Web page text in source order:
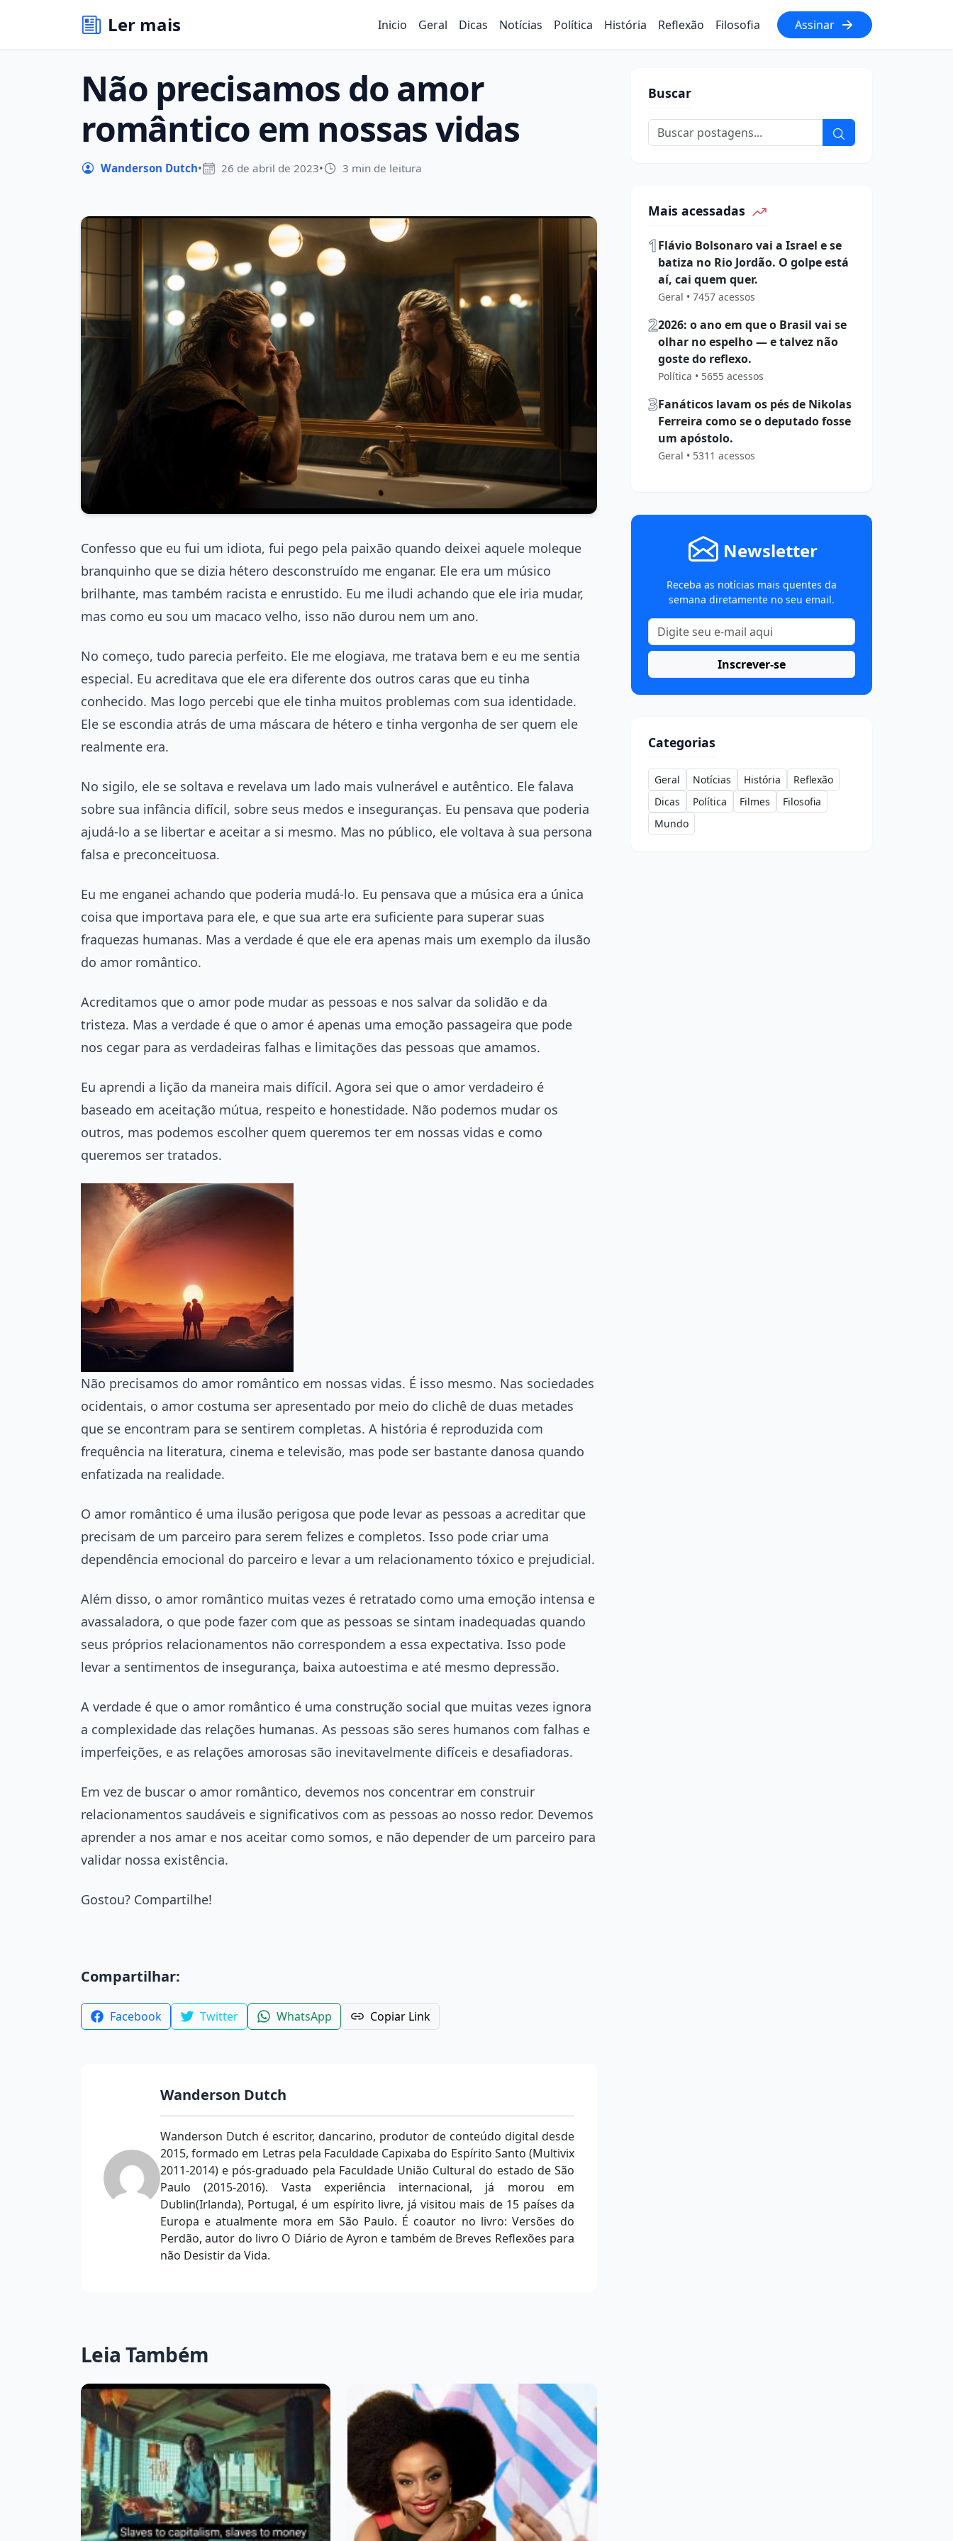
Ler mais Inicio Geral Dicas Notícias Política História Reflexão Filosofia Assinar
Não precisamos do amor
romântico em nossas vidas
Wanderson Dutch• 26 de abril de 2023• 3 min de leitura
Confesso que eu fui um idiota, fui pego pela paixão quando deixei aquele moleque
branquinho que se dizia hétero desconstruído me enganar. Ele era um músico
brilhante, mas também racista e enrustido. Eu me iludi achando que ele iria mudar,
mas como eu sou um macaco velho, isso não durou nem um ano.
No começo, tudo parecia perfeito. Ele me elogiava, me tratava bem e eu me sentia
especial. Eu acreditava que ele era diferente dos outros caras que eu tinha
conhecido. Mas logo percebi que ele tinha muitos problemas com sua identidade.
Ele se escondia atrás de uma máscara de hétero e tinha vergonha de ser quem ele
realmente era.
No sigilo, ele se soltava e revelava um lado mais vulnerável e autêntico. Ele falava
sobre sua infância difícil, sobre seus medos e inseguranças. Eu pensava que poderia
ajudá-lo a se libertar e aceitar a si mesmo. Mas no público, ele voltava à sua persona
falsa e preconceituosa.
Eu me enganei achando que poderia mudá-lo. Eu pensava que a música era a única
coisa que importava para ele, e que sua arte era suficiente para superar suas
fraquezas humanas. Mas a verdade é que ele era apenas mais um exemplo da ilusão
do amor romântico.
Acreditamos que o amor pode mudar as pessoas e nos salvar da solidão e da
tristeza. Mas a verdade é que o amor é apenas uma emoção passageira que pode
nos cegar para as verdadeiras falhas e limitações das pessoas que amamos.
Eu aprendi a lição da maneira mais difícil. Agora sei que o amor verdadeiro é
baseado em aceitação mútua, respeito e honestidade. Não podemos mudar os
outros, mas podemos escolher quem queremos ter em nossas vidas e como
queremos ser tratados.
Não precisamos do amor romântico em nossas vidas. É isso mesmo. Nas sociedades
ocidentais, o amor costuma ser apresentado por meio do clichê de duas metades
que se encontram para se sentirem completas. A história é reproduzida com
frequência na literatura, cinema e televisão, mas pode ser bastante danosa quando
enfatizada na realidade.
O amor romântico é uma ilusão perigosa que pode levar as pessoas a acreditar que
precisam de um parceiro para serem felizes e completos. Isso pode criar uma
dependência emocional do parceiro e levar a um relacionamento tóxico e prejudicial.
Além disso, o amor romântico muitas vezes é retratado como uma emoção intensa e
avassaladora, o que pode fazer com que as pessoas se sintam inadequadas quando
seus próprios relacionamentos não correspondem a essa expectativa. Isso pode
levar a sentimentos de insegurança, baixa autoestima e até mesmo depressão.
A verdade é que o amor romântico é uma construção social que muitas vezes ignora
a complexidade das relações humanas. As pessoas são seres humanos com falhas e
imperfeições, e as relações amorosas são inevitavelmente difíceis e desafiadoras.
Em vez de buscar o amor romântico, devemos nos concentrar em construir
relacionamentos saudáveis e significativos com as pessoas ao nosso redor. Devemos
aprender a nos amar e nos aceitar como somos, e não depender de um parceiro para
validar nossa existência.
Gostou? Compartilhe!
Compartilhar:
Facebook Twitter WhatsApp Copiar Link
Wanderson Dutch
Wanderson Dutch é escritor, dancarino, produtor de conteúdo digital desde
2015, formado em Letras pela Faculdade Capixaba do Espírito Santo (Multivix
2011-2014) e pós-graduado pela Faculdade União Cultural do estado de São
Paulo (2015-2016). Vasta experiência internacional, já morou em
Dublin(Irlanda), Portugal, é um espírito livre, já visitou mais de 15 países da
Europa e atualmente mora em São Paulo. É coautor no livro: Versões do
Perdão, autor do livro O Diário de Ayron e também de Breves Reflexões para
não Desistir da Vida.
Leia Também
Buscar
Mais acessadas
1Flávio Bolsonaro vai a Israel e se
batiza no Rio Jordão. O golpe está
aí, cai quem quer.
Geral • 7457 acessos
22026: o ano em que o Brasil vai se
olhar no espelho — e talvez não
goste do reflexo.
Política • 5655 acessos
3Fanáticos lavam os pés de Nikolas
Ferreira como se o deputado fosse
um apóstolo.
Geral • 5311 acessos
Newsletter
Receba as notícias mais quentes da
semana diretamente no seu email.
Inscrever-se
Categorias
Geral Notícias História
Reflexão
Dicas
Política Filmes
Filosofia
Mundo